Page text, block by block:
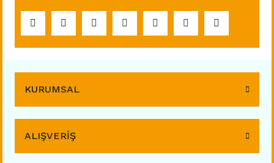
KURUMSAL
ALIŞVERİŞ